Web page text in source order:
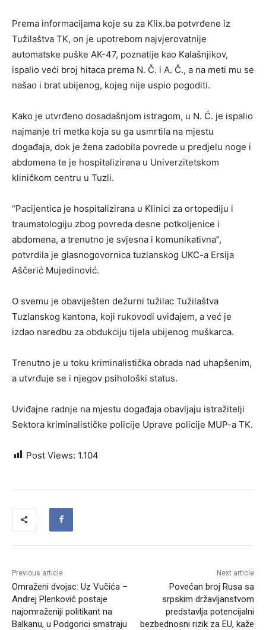
Prema informacijama koje su za Klix.ba potvrđene iz
Tužilaštva TK, on je upotrebom najvjerovatnije
automatske puške AK-47, poznatije kao Kalašnjikov,
ispalio veći broj hitaca prema N. Č. i A. Č., a na meti mu se
našao i brat ubijenog, kojeg nije uspio pogoditi.
Kako je utvrđeno dosadašnjom istragom, u N. Ć. je ispalio
najmanje tri metka koja su ga usmrtila na mjestu
događaja, dok je žena zadobila povrede u predjelu noge i
abdomena te je hospitalizirana u Univerzitetskom
kliničkom centru u Tuzli.
“Pacijentica je hospitalizirana u Klinici za ortopediju i
traumatologiju zbog povreda desne potkoljenice i
abdomena, a trenutno je svjesna i komunikativna”,
potvrdila je glasnogovornica tuzlanskog UKC-a Ersija
Aščerić Mujedinović.
O svemu je obaviješten dežurni tužilac Tužilaštva
Tuzlanskog kantona, koji rukovodi uviđajem, a već je
izdao naredbu za obdukciju tijela ubijenog muškarca.
Trenutno je u toku kriminalistička obrada nad uhapšenim,
a utvrđuje se i njegov psihološki status.
Uviđajne radnje na mjestu događaja obavljaju istražitelji
Sektora kriminalističke policije Uprave policije MUP-a TK.
Post Views: 1.104
Previous article
Omraženi dvojac: Uz Vučića –
Andrej Plenković postaje
najomraženiji politikant na
Balkanu, u Podgorici smatraju
Next article
Povećan broj Rusa sa
srpskim državljanstvom
predstavlja potencijalni
bezbednosni rizik za EU, kaže